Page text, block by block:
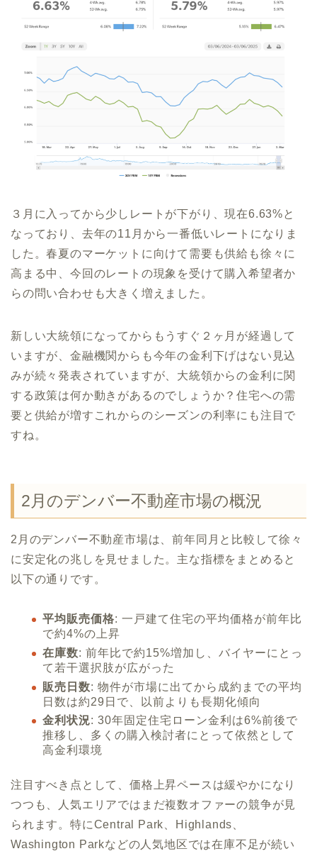
３月に入ってから少しレートが下がり、現在6.63%と
なっており、去年の11月から一番低いレートになりま
した。春夏のマーケットに向けて需要も供給も徐々に
高まる中、今回のレートの現象を受けて購入希望者か
らの問い合わせも大きく増えました。
新しい大統領になってからもうすぐ２ヶ月が経過して
いますが、金融機関からも今年の金利下げはない見込
みが続々発表されていますが、大統領からの金利に関
する政策は何か動きがあるのでしょうか？住宅への需
要と供給が増すこれからのシーズンの利率にも注目で
すね。
2月のデンバー不動産市場の概況
2月のデンバー不動産市場は、前年同月と比較して徐々
に安定化の兆しを見せました。主な指標をまとめると
以下の通りです。
平均販売価格: 一戸建て住宅の平均価格が前年比
で約4%の上昇
在庫数: 前年比で約15%増加し、バイヤーにとっ
て若干選択肢が広がった
販売日数: 物件が市場に出てから成約までの平均
日数は約29日で、以前よりも長期化傾向
金利状況: 30年固定住宅ローン金利は6%前後で
推移し、多くの購入検討者にとって依然として
高金利環境
注目すべき点として、価格上昇ペースは緩やかになり
つつも、人気エリアではまだ複数オファーの競争が見
られます。特にCentral Park、Highlands、
Washington Parkなどの人気地区では在庫不足が続い